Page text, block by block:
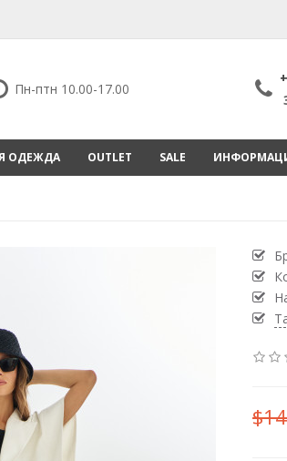
Пн-птн 10.00-17.00
ОДЕЖДА OUTLET SALE